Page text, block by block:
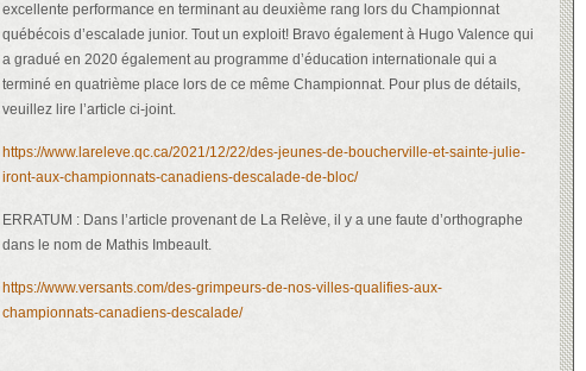
excellente performance en terminant au deuxième rang lors du Championnat
québécois d’escalade junior. Tout un exploit! Bravo également à Hugo Valence qui
a gradué en 2020 également au programme d’éducation internationale qui a
terminé en quatrième place lors de ce même Championnat. Pour plus de détails,
veuillez lire l’article ci-joint.
https://www.lareleve.qc.ca/2021/12/22/des-jeunes-de-boucherville-et-sainte-julie-
iront-aux-championnats-canadiens-descalade-de-bloc/
ERRATUM : Dans l’article provenant de La Relève, il y a une faute d’orthographe
dans le nom de Mathis Imbeault.
https://www.versants.com/des-grimpeurs-de-nos-villes-qualifies-aux-
championnats-canadiens-descalade/